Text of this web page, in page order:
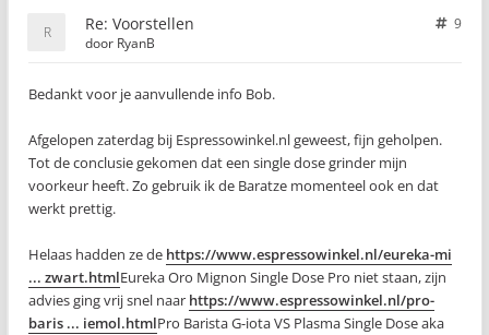
Re: Voorstellen
9
door RyanB
Bedankt voor je aanvullende info Bob.
Afgelopen zaterdag bij Espressowinkel.nl geweest, fijn geholpen.
Tot de conclusie gekomen dat een single dose grinder mijn
voorkeur heeft. Zo gebruik ik de Baratze momenteel ook en dat
werkt prettig.
Helaas hadden ze de https://www.espressowinkel.nl/eureka-mi
... zwart.htmlEureka Oro Mignon Single Dose Pro niet staan, zijn
advies ging vrij snel naar https://www.espressowinkel.nl/pro-
baris ... iemol.htmlPro Barista G-iota VS Plasma Single Dose aka